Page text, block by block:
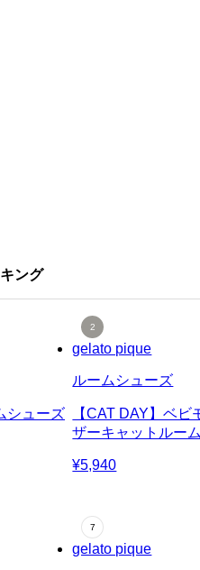
ング
シューズ
gelato pique
ルームシューズ
【CAT DAY】ベビ
ザーキャットルー
¥5,940
gelato pique